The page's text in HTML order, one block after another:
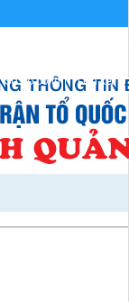
Sơ đồ cổng Liên kết